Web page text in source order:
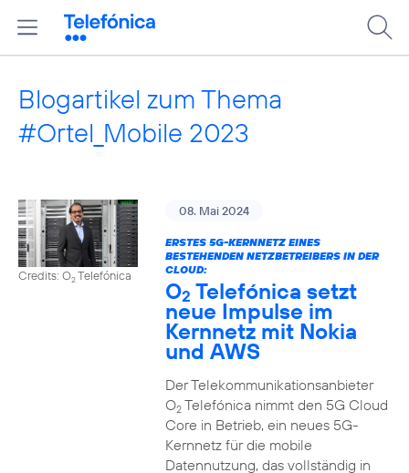
Blogartikel zum Thema
#Ortel_Mobile 2023
Credits: O2Telefónica
08. Mai 2024
ERSTES 5G-KERNNETZ EINES
BESTEHENDEN NETZBETREIBERS IN DER
CLOUD:
O2 Telefónica setzt
neue Impulse im
Kernnetz mit Nokia
und AWS
Der Telekommunikationsanbieter
O2Telefónica nimmt den 5G Cloud
Core in Betrieb, ein neues 5G-
Kernnetz für die mobile
Datennutzung, das vollständig in